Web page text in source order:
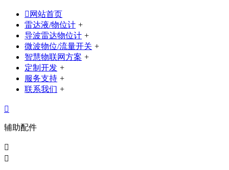
 网站首页
雷达液/物位计 +
导波雷达物位计 +
微波物位/流量开关 +
智慧物联网方案 +
定制开发 +
服务支持 +
联系我们 +

辅助配件

